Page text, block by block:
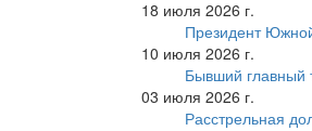
18 июля 2026 г.
Президент
10 июля 2026 г.
Бывший главный
03 июля 2026 г.
Расстрельная